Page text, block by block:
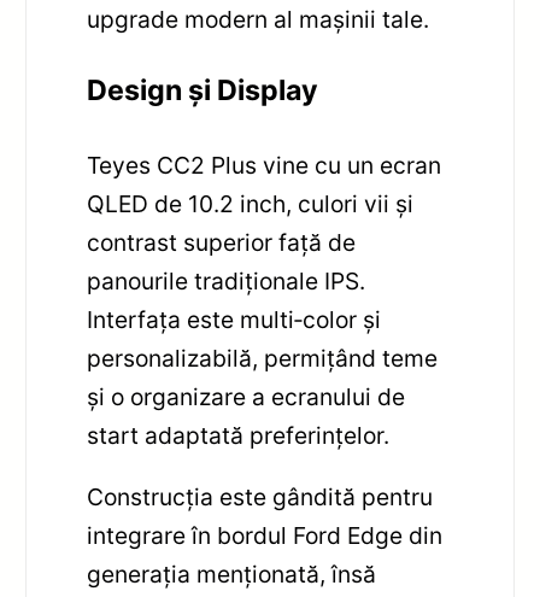
upgrade modern al mașinii tale.
Design și Display
Teyes CC2 Plus vine cu un ecran
QLED de 10.2 inch, culori vii și
contrast superior față de
panourile tradiționale IPS.
Interfața este multi‑color și
personalizabilă, permițând teme
și o organizare a ecranului de
start adaptată preferințelor.
Construcția este gândită pentru
integrare în bordul Ford Edge din
generația menționată, însă